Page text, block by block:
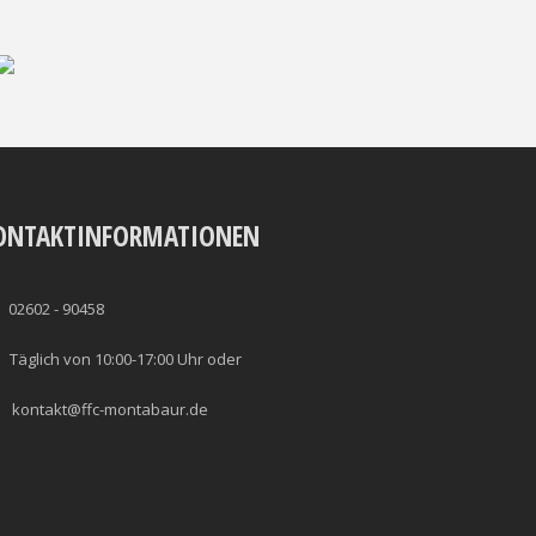
02602 - 90458
Täglich von 10:00-17:00 Uhr oder
kontakt@ffc-montabaur.de